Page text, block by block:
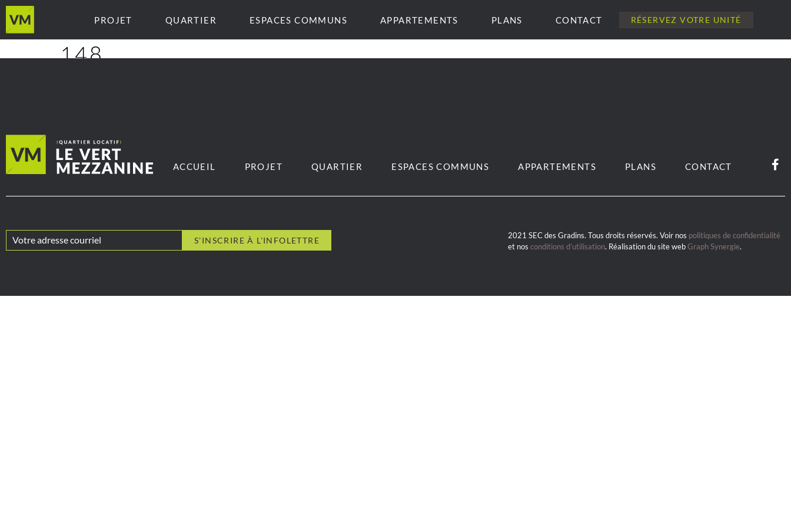
PROJET QUARTIER ESPACES COMMUNS APPARTEMENTS PLANS CONTACT RÉSERVEZ VOTRE UNITÉ
148
ACCUEIL PROJET QUARTIER ESPACES COMMUNS APPARTEMENTS PLANS CONTACT
2021 SEC des Gradins. Tous droits réservés. Voir nos politiques de confidentialité
et nosconditions d’utilisation. Réalisation du site webGraph Synergie.